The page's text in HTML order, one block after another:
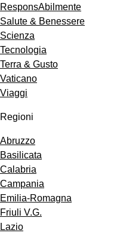
ResponsAbilmente
Salute & Benessere
Scienza
Tecnologia
Terra & Gusto
Vaticano
Viaggi
Regioni
Abruzzo
Basilicata
Calabria
Campania
Emilia-Romagna
Friuli V.G.
Lazio